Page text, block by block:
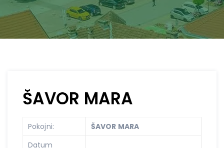
ŠAVOR MARA
Pokojni:
ŠAVOR MARA
Datum